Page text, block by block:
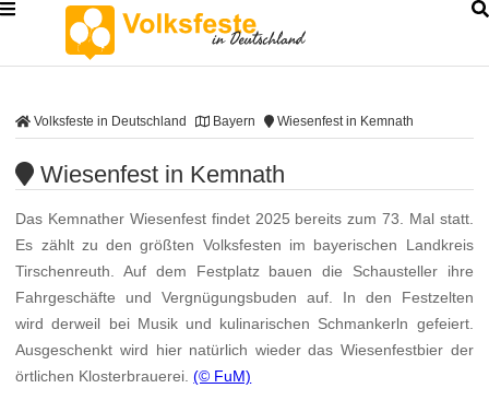
Volksfeste in Deutschland Bayern Wiesenfest in Kemnath
Wiesenfest in Kemnath
Das Kemnather Wiesenfest findet 2025 bereits zum 73. Mal statt.
Es zählt zu den größten Volksfesten im bayerischen Landkreis
Tirschenreuth. Auf dem Festplatz bauen die Schausteller ihre
Fahrgeschäfte und Vergnügungsbuden auf. In den Festzelten
wird derweil bei Musik und kulinarischen Schmankerln gefeiert.
Ausgeschenkt wird hier natürlich wieder das Wiesenfestbier der
örtlichen Klosterbrauerei.(© FuM)